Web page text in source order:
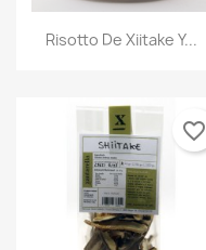
Vista rápida
Risotto De Xiitake Y...
favorite_border